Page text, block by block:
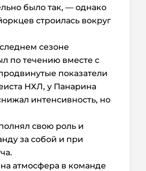
было так, — однако
строилась вокруг
сезоне
по течению вместе с
показатели
НХЛ, у Панарина
интенсивность, но
свою роль и
за собой и при
атмосфера в команде